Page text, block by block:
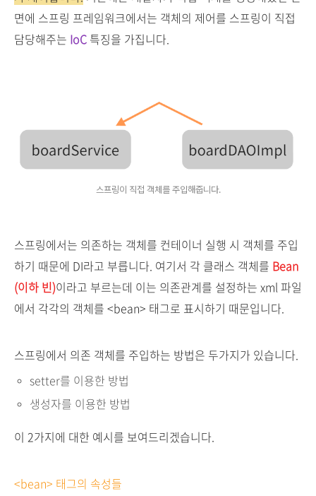
면에 스프링 프레임워크에서는 객체의 제어를 스프링이 직접
담당해주는 IoC 특징을 가집니다.
스프링이 직접 객체를 주입해줍니다.
스프링에서는 의존하는 객체를 컨테이너 실행 시 객체를 주입
하기 때문에 DI라고 부릅니다. 여기서 각 클래스 객체를 Bean
(이하 빈)이라고 부르는데 이는 의존관계를 설정하는 xml 파일
에서 각각의 객체를 <bean> 태그로 표시하기 때문입니다.
스프링에서 의존 객체를 주입하는 방법은 두가지가 있습니다.
setter를 이용한 방법
생성자를 이용한 방법
이 2가지에 대한 예시를 보여드리겠습니다.
<bean> 태그의 속성들